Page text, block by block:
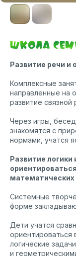
Школа
Развитие речи
Комплексные
направленные на
развитие связной
Через игры,
знакомятся с
нормами, учатся
Развитие
математических
Системные
форме
Дети учатся
ориентироваться
логические
и